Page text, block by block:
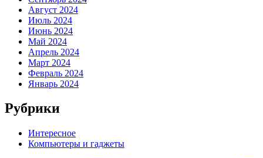
Август 2024
Июль 2024
Июнь 2024
Май 2024
Апрель 2024
Март 2024
Февраль 2024
Январь 2024
Рубрики
Интересное
Компьютеры и гаджеты